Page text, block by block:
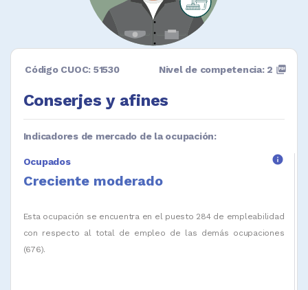
Código CUOC: 51530
Conserjes y afines
Nivel de competencia: 2 picture_as_pdf
Indicadores de mercado de la ocupación:
Ocupados info
Creciente moderado
Esta ocupación se encuentra en el puesto 284 de empleabilidad
con respecto al total de empleo de las demás ocupaciones
(676).